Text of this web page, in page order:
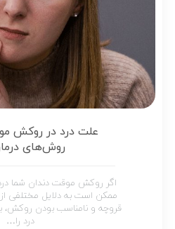
علت درد در روکش
روش‌های
اگر روکش موقت دندان شما
ممکن است به دلایل مختلفی
قروچه و نامناسب بودن
درد را…